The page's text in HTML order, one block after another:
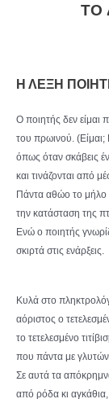
TO
Η ΛΕΞΗ
Ο ποιητής δεν είμαι
του πρωινού. (Είμαι;
όπως όταν σκάβεις
και τινάζονται από
Πάντα αθώο το μήλο
την κατάσταση της
Ενώ ο ποιητής
σκιρτά στις ενάρξεις.
Κυλά στο
αόριστος ο
το τετελεσμένο
που πάντα με
Σε αυτά τα
από ρόδα κι